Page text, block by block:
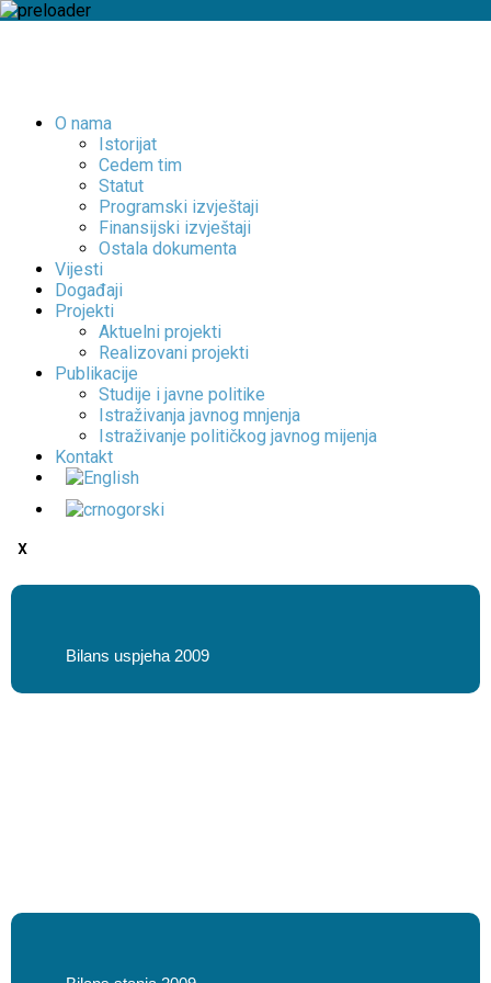
O nama
Istorijat
Cedem tim
Statut
Programski izvještaji
Finansijski izvještaji
Ostala dokumenta
Vijesti
Događaji
Projekti
Aktuelni projekti
Realizovani projekti
Publikacije
Studije i javne politike
Istraživanja javnog mnjenja
Istraživanje političkog javnog mijenja
Kontakt
X
Bilans uspjeha 2009